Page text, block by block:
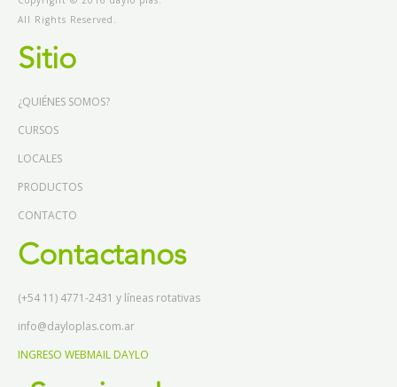
All Rights Reserved.
Sitio
¿QUIÉNES SOMOS?
CURSOS
LOCALES
PRODUCTOS
CONTACTO
Contactanos
(+54 11) 4771-2431 y líneas rotativas
info@dayloplas.com.ar
INGRESO WEBMAIL DAYLO